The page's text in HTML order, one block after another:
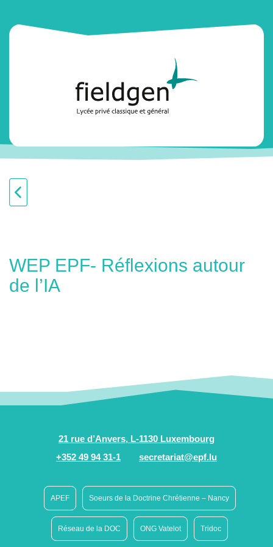
WEP EPF- Réflexions autour
de l’IA
21 rue d’Anvers, L-1130 Luxembourg
+352 49 94 31-1
secretariat@epf.lu
APEF Soeurs de la Doctrine Chrétienne – Nancy
Réseau de la DOC ONG Vatelot Tridoc